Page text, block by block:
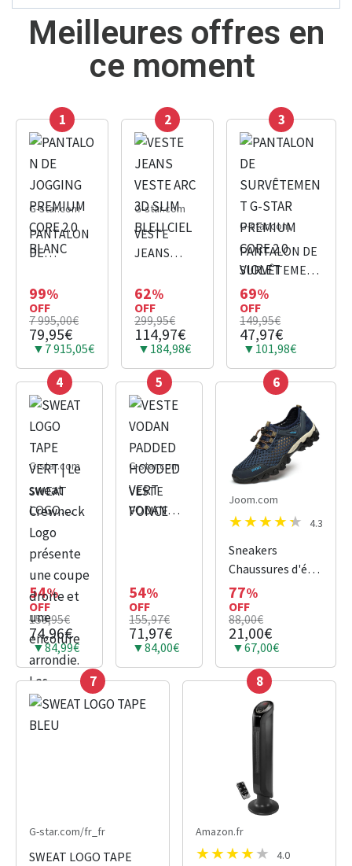
Meilleures offres en
ce moment
1
G-star.com
PANTALON
DE
PREMIUM
CORE 2.0
BLANC
99%
OFF
7 995,00€
79,95€
▼7 915,05€
2
G-star.com
VESTE
JEANS
3D SLIM
BLEU CIEL
62%
OFF
299,95€
114,97€
▼184,98€
3
G-star.com
PANTALON DE
SURVÊTEMENT
G-STAR
PREMIUM
CORE 2.0
VIOLET
69%
OFF
149,95€
47,97€
▼101,98€
4
G-star.com
SWEAT
LOGO
TAPE VERT
| Le sweat
Crewneck
Logo
présente
une coupe
droite et
une
encolure
arrondie.
Les
finition...
54%
OFF
159,95€
74,96€
▼84,99€
5
G-star.com
VESTE
VODAN
FONCE
54%
OFF
155,97€
71,97€
▼84,00€
6
Joom.com
4.3
Sneakers
Chaussures d'été
pour la
randonnée
77%
OFF
88,00€
21,00€
▼67,00€
7
G-star.com/fr_fr
SWEAT LOGO TAPE
8
Amazon.fr
4.0